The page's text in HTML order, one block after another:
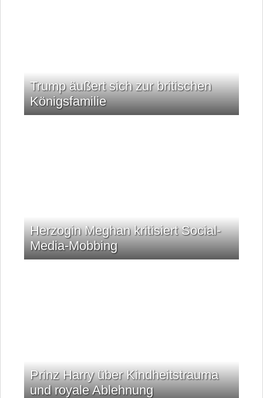
Trump äußert sich zur britischen
Königsfamilie
Herzogin Meghan kritisiert Social-
Media-Mobbing
Prinz Harry über Kindheitstrauma
und royale Ablehnung